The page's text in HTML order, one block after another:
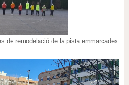
de remodelació de la pista emmarcades